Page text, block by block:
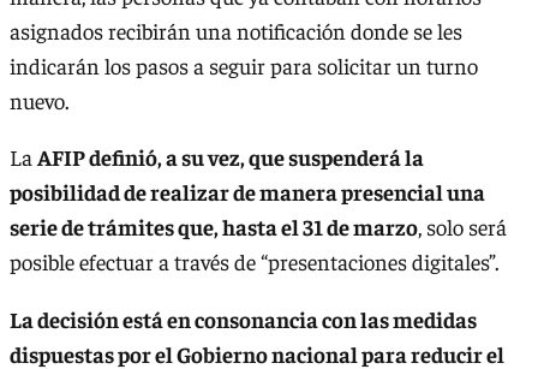
asignados recibirán una notificación donde se les
indicarán los pasos a seguir para solicitar un turno
nuevo.
La AFIP definió, a su vez, que suspenderá la
posibilidad de realizar de manera presencial una
serie de trámites que, hasta el 31 de marzo, solo será
posible efectuar a través de “presentaciones digitales”.
La decisión está en consonancia con las medidas
dispuestas por el Gobierno nacional para reducir el